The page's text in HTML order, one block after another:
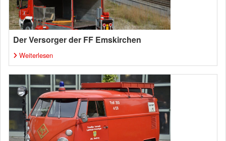
Der Versorger der FF Emskirchen
Weiterlesen